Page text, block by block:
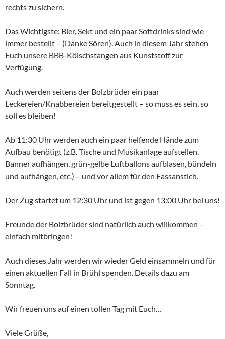
rechts zu sichern.
Das Wichtigste: Bier, Sekt und ein paar Softdrinks sind wie
immer bestellt – (Danke Sören). Auch in diesem Jahr stehen
Euch unsere BBB-Kölschstangen aus Kunststoff zur
Verfügung.
Auch werden seitens der Bolzbrüder ein paar
Leckereien/Knabbereien bereitgestellt – so muss es sein, so
soll es bleiben!
Ab 11:30 Uhr werden auch ein paar helfende Hände zum
Aufbau benötigt (z.B. Tische und Musikanlage aufstellen,
Banner aufhängen, grün-gelbe Luftballons aufblasen, bündeln
und aufhängen, etc.) – und vor allem für den Fassanstich.
Der Zug startet um 12:30 Uhr und ist gegen 13:00 Uhr bei uns!
Freunde der Bolzbrüder sind natürlich auch willkommen –
einfach mitbringen!
Auch dieses Jahr werden wir wieder Geld einsammeln und für
einen aktuellen Fall in Brühl spenden. Details dazu am
Sonntag.
Wir freuen uns auf einen tollen Tag mit Euch…
Viele Grüße,